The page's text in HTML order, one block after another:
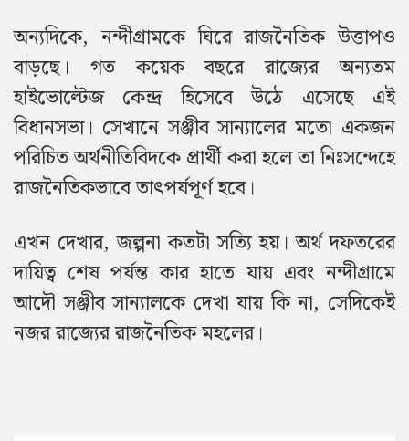
অন্যদিকে, নন্দীগ্রামকে ঘিরে রাজনৈতিক উত্তাপও
বাড়ছে। গত কয়েক বছরে রাজ্যের অন্যতম
হাইভোল্টেজ কেন্দ্র হিসেবে উঠে এসেছে এই
বিধানসভা। সেখানে সঞ্জীব সান্যালের মতো একজন
পরিচিত অর্থনীতিবিদকে প্রার্থী করা হলে তা নিঃসন্দেহে
রাজনৈতিকভাবে তাৎপর্যপূর্ণ হবে।
এখন দেখার, জল্পনা কতটা সত্যি হয়। অর্থ দফতরের
দায়িত্ব শেষ পর্যন্ত কার হাতে যায় এবং নন্দীগ্রামে
আদৌ সঞ্জীব সান্যালকে দেখা যায় কি না, সেদিকেই
নজর রাজ্যের রাজনৈতিক মহলের।